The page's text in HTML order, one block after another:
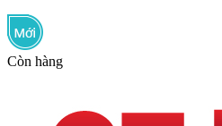
Còn hàng